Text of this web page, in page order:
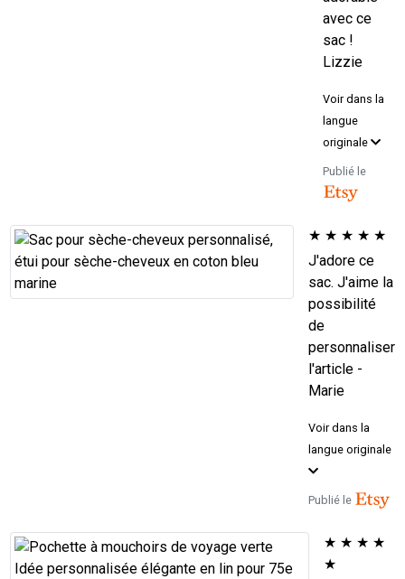
avec ce
sac !
Lizzie
Voir dans la
langue
originale
Publié le
★ ★ ★ ★ ★
J'adore ce
sac. J'aime la
possibilité
de
personnaliser
l'article -
Marie
Voir dans la
langue originale
Publié le
★ ★ ★ ★
★